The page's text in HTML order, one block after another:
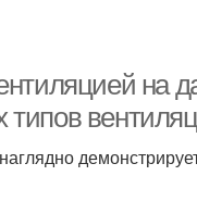
на
типов